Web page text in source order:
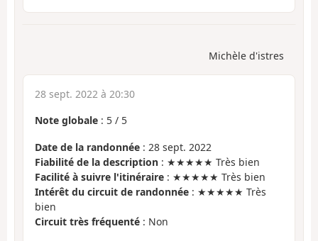
Michèle d'istres
28 sept. 2022 à 20:30
Note globale : 5 / 5
Date de la randonnée : 28 sept. 2022
Fiabilité de la description : ★★★★★ Très bien
Facilité à suivre l'itinéraire : ★★★★★ Très bien
Intérêt du circuit de randonnée : ★★★★★ Très
bien
Circuit très fréquenté : Non